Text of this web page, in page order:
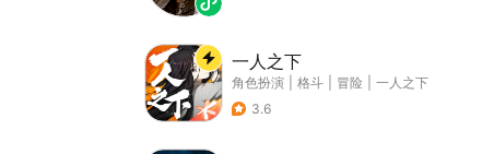
一人之下
角色扮演 格斗 冒险
一人之下
3.6